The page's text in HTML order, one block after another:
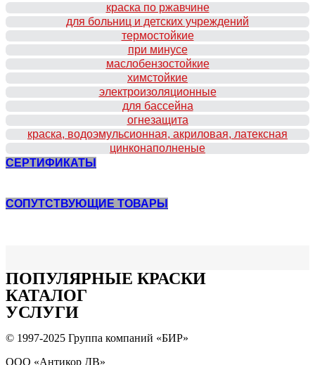
краска по ржавчине
для больниц и детских учреждений
термостойкие
при минусе
маслобензостойкие
химстойкие
электроизоляционные
для бассейна
огнезащита
краска, водоэмульсионная, акриловая, латексная
цинконаполненые
СЕРТИФИКАТЫ
СОПУТСТВУЮЩИЕ ТОВАРЫ
ПОПУЛЯPНЫЕ КРАСКИ
КАТАЛОГ
УСЛУГИ
© 1997-2025 Группа компаний «БИР»
ООО «Антикор ДВ»